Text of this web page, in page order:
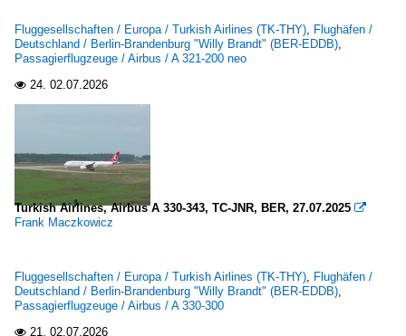
Fluggesellschaften / Europa / Turkish Airlines (TK-THY), Flughäfen /
Deutschland / Berlin-Brandenburg "Willy Brandt" (BER-EDDB),
Passagierflugzeuge / Airbus / A 321-200 neo
 24. 02.07.2026
Turkish Airlines, Airbus A 330-343, TC-JNR, BER, 27.07.2025 
Frank Maczkowicz
Fluggesellschaften / Europa / Turkish Airlines (TK-THY), Flughäfen /
Deutschland / Berlin-Brandenburg "Willy Brandt" (BER-EDDB),
Passagierflugzeuge / Airbus / A 330-300
 21. 02.07.2026